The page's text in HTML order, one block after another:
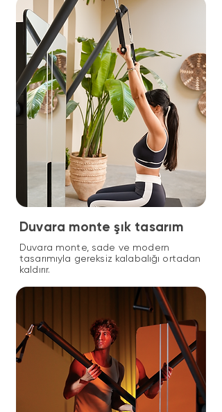
Duvara monte şık tasarım
Duvara monte, sade ve modern
tasarımıyla gereksiz kalabalığı ortadan
kaldırır.